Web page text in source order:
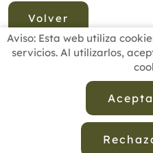
Volver
Aviso: Esta web utiliza
servicios. Al utilizarlos,
BUSCADOR
ESCUELAS
Política